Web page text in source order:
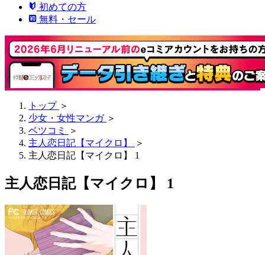
初めての方
無料・セール
トップ ＞
少女・女性マンガ ＞
ベツコミ
＞
主人恋日記【マイクロ】
＞
主人恋日記【マイクロ】 1
主人恋日記【マイクロ】 1